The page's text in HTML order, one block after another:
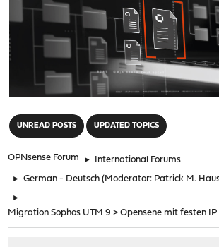
UNREAD POSTS UPDATED TOPICS
OPNsense Forum ► International Forums
► German - Deutsch (Moderator: Patrick M.
►
Migration Sophos UTM 9 > Opensene mit festen IP